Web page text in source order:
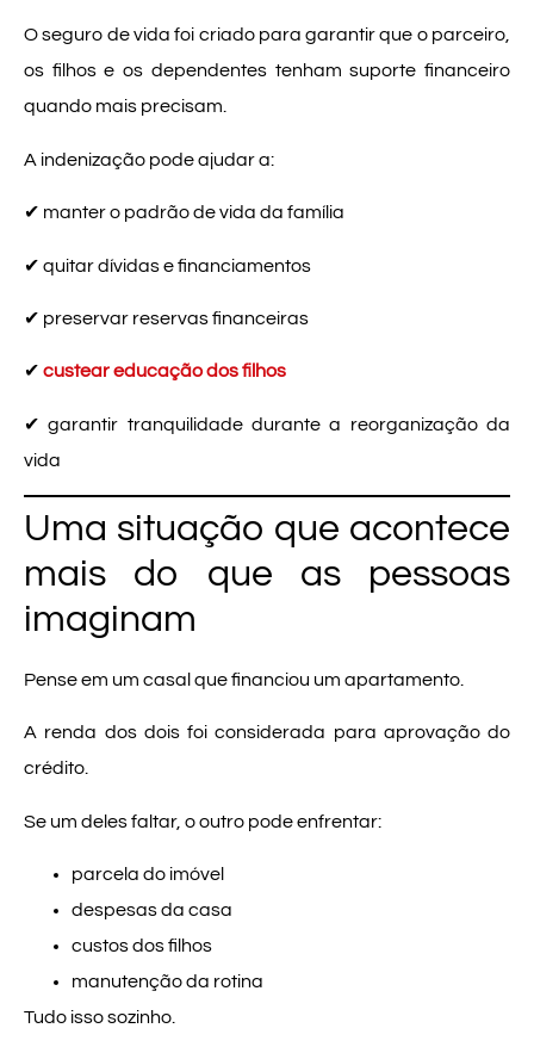
O seguro de vida foi criado para garantir que o parceiro,
os filhos e os dependentes tenham suporte financeiro
quando mais precisam.
A indenização pode ajudar a:
✔ manter o padrão de vida da família
✔ quitar dívidas e financiamentos
✔ preservar reservas financeiras
✔ custear educação dos filhos
✔ garantir tranquilidade durante a reorganização da
vida
Uma situação que acontece
mais do que as pessoas
imaginam
Pense em um casal que financiou um apartamento.
A renda dos dois foi considerada para aprovação do
crédito.
Se um deles faltar, o outro pode enfrentar:
parcela do imóvel
despesas da casa
custos dos filhos
manutenção da rotina
Tudo isso sozinho.